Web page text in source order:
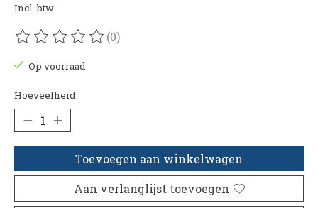
Incl. btw
De beoordeling van dit product is
(0)
Op voorraad
Hoeveelheid:
Toevoegen aan winkelwagen
Aan verlanglijst toevoegen